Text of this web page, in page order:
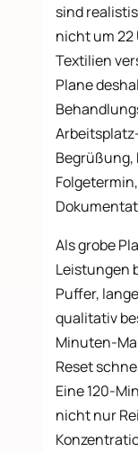
sind
nicht um 22
Textilien
Plane
Begrüßung,
Als grobe
Leistungen
Puffer,
qualitativ
Minuten-
Reset
Eine 120-
nicht nur